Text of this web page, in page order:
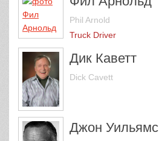
Phil Arnold
Truck Driver
Дик Каветт
Dick Cavett
Джон Уильямс